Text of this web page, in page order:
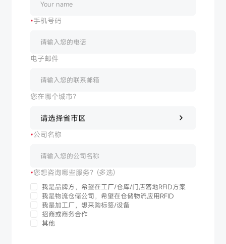
手机号码
电子邮件
您在哪个城市？
请选择省市区
公司名称
您想咨询哪些服务？(多选)
我是品牌方，希望在工厂/仓库/门店落地RFID方案
我是物流仓储公司，希望在仓储物流应用RFID
我是加工厂，想采购标签/设备
招商或商务合作
其他